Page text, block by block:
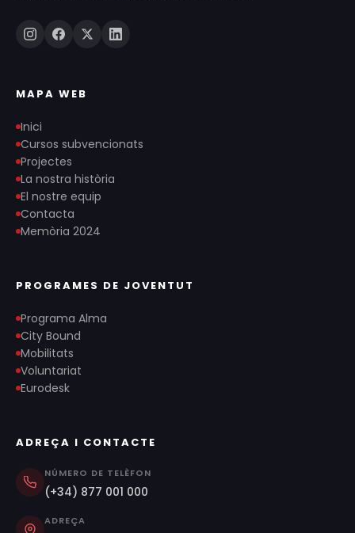
MAPA WEB
Inici
Cursos subvencionats
Projectes
La nostra història
El nostre equip
Contacta
Memòria 2024
PROGRAMES DE JOVENTUT
Programa Alma
City Bound
Mobilitats
Voluntariat
Eurodesk
ADREÇA I CONTACTE
NÚMERO DE TELÈFON
(+34) 877 001 000
ADREÇA